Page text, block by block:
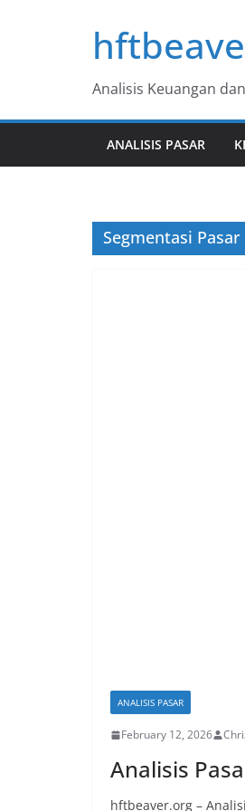
Analisis Keuangan
ANALISIS PASAR
Segmentasi Pasar
ANALISIS PASAR
February 12, 2026
Analisis
hftbeaver.org –